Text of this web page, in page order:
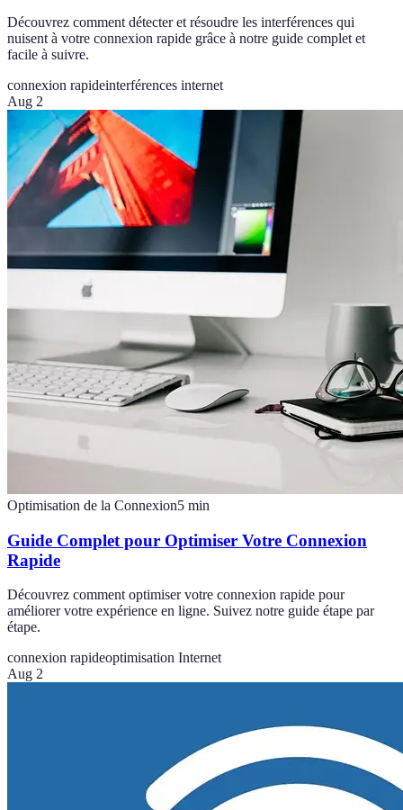
Découvrez comment détecter et résoudre les interférences qui
nuisent à votre connexion rapide grâce à notre guide complet et
facile à suivre.
connexion rapideinterférences internet
Aug 2
Optimisation de la Connexion5 min
Guide Complet pour Optimiser Votre Connexion
Rapide
Découvrez comment optimiser votre connexion rapide pour
améliorer votre expérience en ligne. Suivez notre guide étape par
étape.
connexion rapideoptimisation Internet
Aug 2